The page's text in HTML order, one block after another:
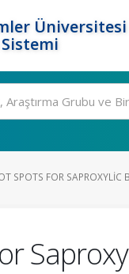
Üniversitesi
SPOTS FOR SAPROXYLIC